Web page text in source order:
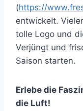
(https://
entwickelt.
tolle Logo und
Verjüngt und
Saison starten.
Erlebe die
die Luft!